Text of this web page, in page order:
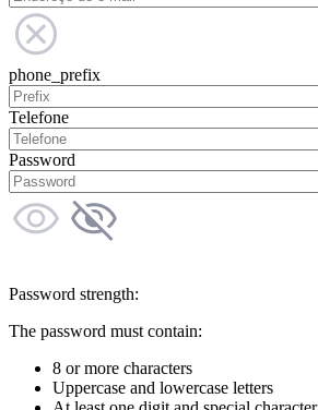
phone_prefix
Telefone
Password
Password strength:
The password must contain:
8 or more characters
Uppercase and lowercase letters